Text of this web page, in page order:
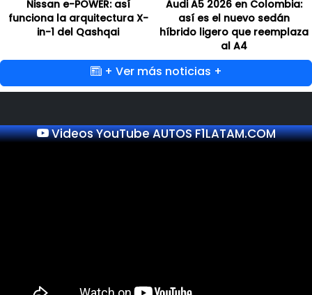
Nissan e-POWER: así
funciona la arquitectura X-
in-1 del Qashqai
Audi A5 2026 en Colombia:
así es el nuevo sedán
híbrido ligero que reemplaza
al A4
+ Ver más noticias +
Videos YouTube AUTOS F1LATAM.COM